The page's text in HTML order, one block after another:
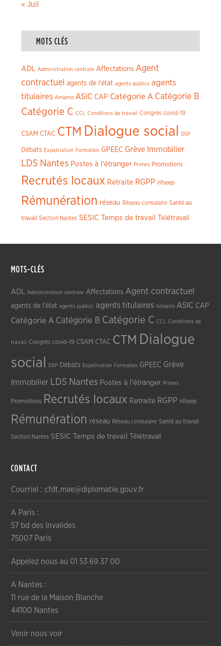
« Juil
MOTS CLÉS
ADL Administration centrale Affectations Agent
contractuel agents de l'état agents publics agents
titulaires Amiante ASIC CAP Catégorie A Catégorie B
Catégorie C CCL Conditions de travail Congrès covid-19
CSAM CTAC CTM Dialogue social DSP
Débats Expatriation Formation GPEEC Grève Immobilier
LDS Nantes Postes à l'étranger Primes Promotions
Recrutés locaux Retraite RGPP rifseep
Rémunération réseau Réseau consulaire Santé au
travail Section Nantes SESIC Temps de travail Télétravail
MOTS-CLÉS
ADL Administration centrale Affectations Agent contractuel
agents de l'état agents publics agents titulaires Amiante ASIC CAP
Catégorie A Catégorie B Catégorie C CCL Conditions de
travail Congrès covid-19 CSAM CTAC CTM Dialogue
social
DSP Débats Expatriation Formation GPEEC Grève
Immobilier LDS Nantes Postes à l'étranger Primes
Promotions Recrutés locaux Retraite RGPP rifseep
Rémunération réseau Réseau consulaire Santé au travail
Section Nantes SESIC Temps de travail Télétravail
CONTACT
Courriel : cfdt.mae@diplomatie.gouv.fr
A Paris :
57 bd des Invalides
75007 Paris
Appelez nous au 01 53 69 37 00
A Nantes :
11 rue de la Maison Blanche
44100 Nantes
Venir nous voir